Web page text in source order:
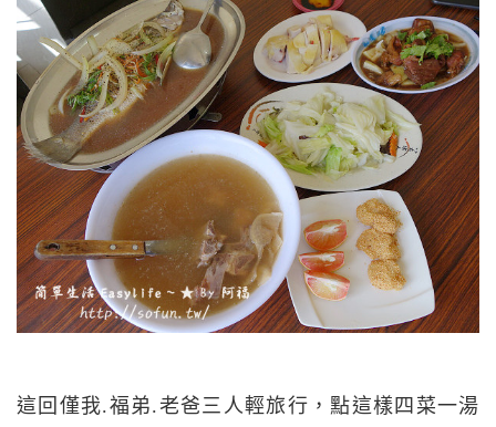
這回僅我.福弟.老爸三人輕旅行，點這樣四菜一湯